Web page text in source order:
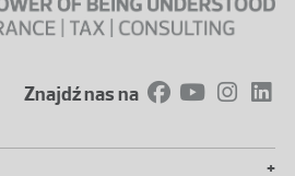
Znajdź nas na
+